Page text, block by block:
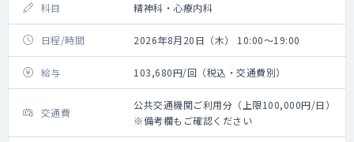
科目 精神科・心療内科
日程/時間 2026年8月20日（木） 10:00～19:00
給与 103,680円/回（税込・交通費別）
交通費
公共交通機関ご利用分（上限100,000円/日）
※備考欄もご確認ください